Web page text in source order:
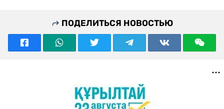
ПОДЕЛИТЬСЯ НОВОСТЬЮ